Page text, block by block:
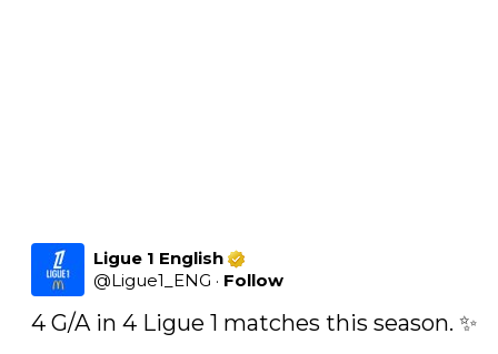
Ligue 1 English
@Ligue1_ENG · Follow
4 G/A in 4 Ligue 1 matches this season. ✨